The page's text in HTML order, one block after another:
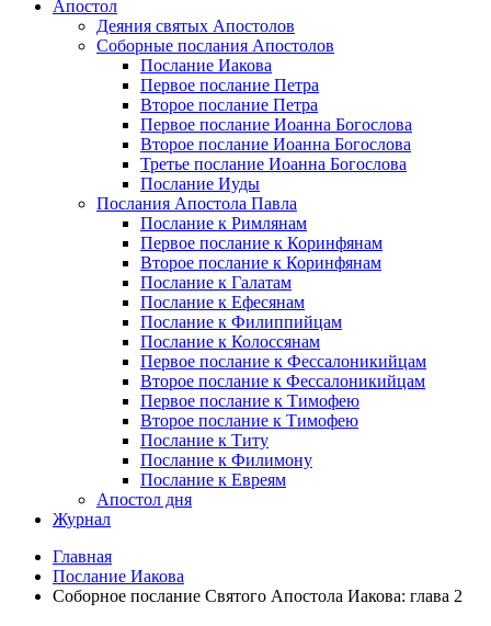
Апостол
Деяния святых Апостолов
Соборные послания Апостолов
Послание Иакова
Первое послание Петра
Второе послание Петра
Первое послание Иоанна Богослова
Второе послание Иоанна Богослова
Третье послание Иоанна Богослова
Послание Иуды
Послания Апостола Павла
Послание к Римлянам
Первое послание к Коринфянам
Второе послание к Коринфянам
Послание к Галатам
Послание к Ефесянам
Послание к Филиппийцам
Послание к Колоссянам
Первое послание к Фессалоникийцам
Второе послание к Фессалоникийцам
Первое послание к Тимофею
Второе послание к Тимофею
Послание к Титу
Послание к Филимону
Послание к Евреям
Апостол дня
Журнал
Главная
Послание Иакова
Соборное послание Святого Апостола Иакова: глава 2